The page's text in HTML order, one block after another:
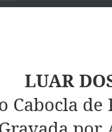
LUAR
Cabocla